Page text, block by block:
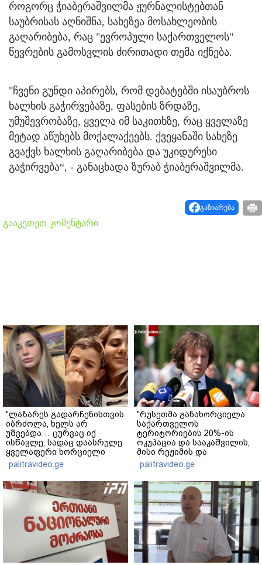
როგორც ჭიაბერაშვილმა ჟურნალისტებთან
საუბრისას აღნიშნა, სახეზეა მოსახლეობის
გაღარიბება, რაც "ევროპული საქართველოს"
წევრების გამოსვლის ძირითადი თემა იქნება.
"ჩვენი გუნდი აპირებს, რომ დებატებში ისაუბროს
ხალხის გაჭირვებაზე, ფასების ზრდაზე,
უმუშევრობაზე, ყველა იმ საკითხზე, რაც ყველაზე
მეტად აწუხებს მოქალაქეებს. ქვეყანაში სახეზე
გვაქვს ხალხის გაღარიბება და უკიდურესი
გაჭირვება“, - განაცხადა ზურაბ ჭიაბერაშვილმა.
გაზიარება
გააკეთეთ კომენტარი
"ლაზარეს გადარჩენისთვის
იბრძოლა, ხელს არ
უშვებდა… ცურვაც იქ
ისწავლე, სადაც დაასრულე
ყველაფერი ხორციელი
ცხოვრებიდან" – რას წერს
ხობში დაღუპული დედა-
შვილის ახლობელი?
palitravideo.ge
"რუსეთმა განახორციელა
საქართველოს
ტერიტორიების 20%-ის
ოკუპაცია და სააკაშვილის,
მისი რეჟიმის და
"ნაცმოძრაობის" ღალატი
ვერანაირად ვერ
გადაფარავს ამ
დანაშაულს" - ირაკლი
კობახიძე
palitravideo.ge